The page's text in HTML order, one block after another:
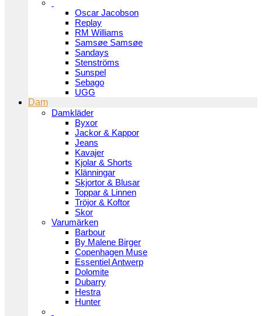
Oscar Jacobson
Replay
RM Williams
Samsøe Samsøe
Sandays
Stenströms
Sunspel
Sebago
UGG
Dam
Damkläder
Byxor
Jackor & Kappor
Jeans
Kavajer
Kjolar & Shorts
Klänningar
Skjortor & Blusar
Toppar & Linnen
Tröjor & Koftor
Skor
Varumärken
Barbour
By Malene Birger
Copenhagen Muse
Essentiel Antwerp
Dolomite
Dubarry
Hestra
Hunter